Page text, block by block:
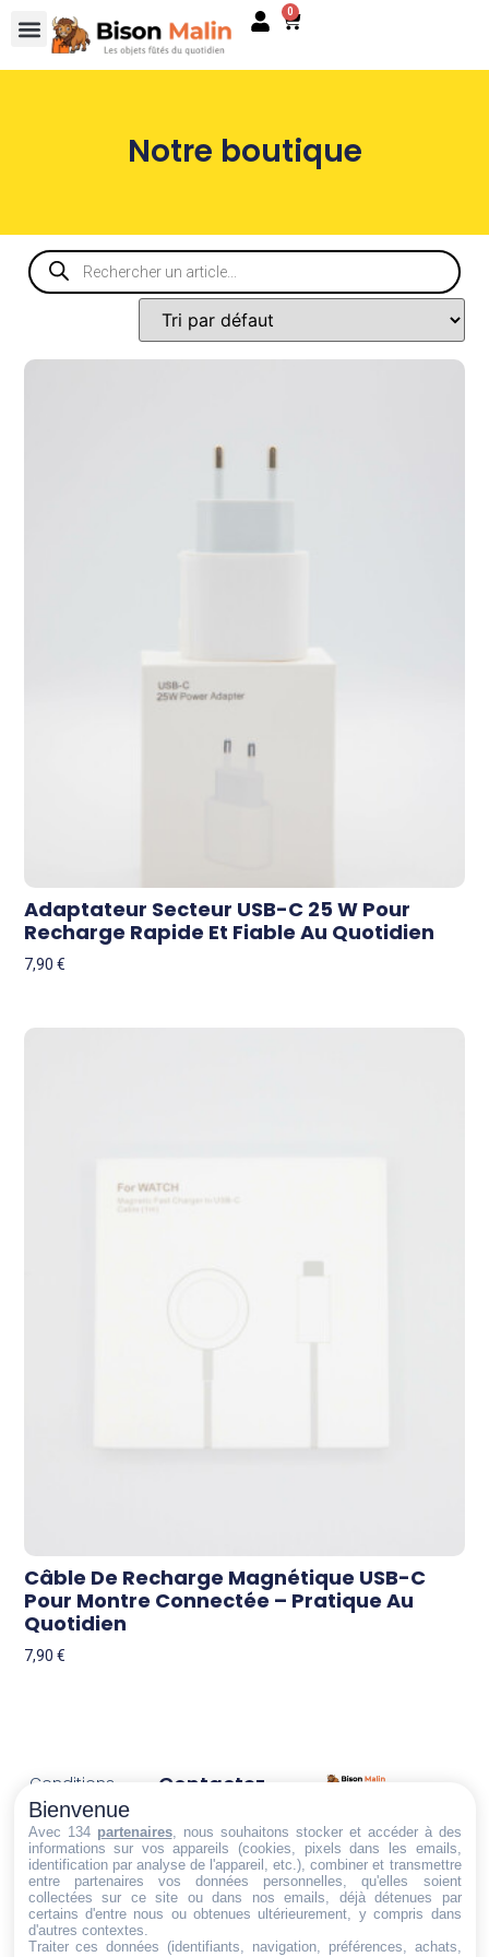
0
Notre boutique
Adaptateur Secteur USB-C 25 W Pour
Recharge Rapide Et Fiable Au Quotidien
7,90€
Câble De Recharge Magnétique USB-C
Pour Montre Connectée – Pratique Au
Quotidien
7,90€
Trouvez ce qu'il vous faut,
au bon endroit
Conditions
générales
de vente
Politique de
cookies
Politique de
confidentialité
Contactez-
Email:
dt@sasbms.fr
Bienvenue
Avec 134 partenaires, nous souhaitons stocker et accéder à des
informations sur vos appareils (cookies, pixels dans les emails,
identification par analyse de l'appareil, etc.), combiner et transmettre
entre partenaires vos données personnelles, qu'elles soient
collectées sur ce site ou dans nos emails, déjà détenues par
certains d'entre nous ou obtenues ultérieurement, y compris dans
d'autres contextes.
Traiter ces données (identifiants, navigation, préférences, achats,